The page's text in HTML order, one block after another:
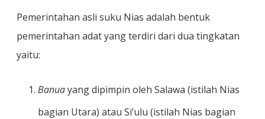
Pemerintahan asli suku Nias adalah bentuk
pemerintahan adat yang terdiri dari dua tingkatan
yaitu:
Banuayang dipimpin oleh Salawa (istilah Nias
bagian Utara) atau Si’ulu (istilah Nias bagian